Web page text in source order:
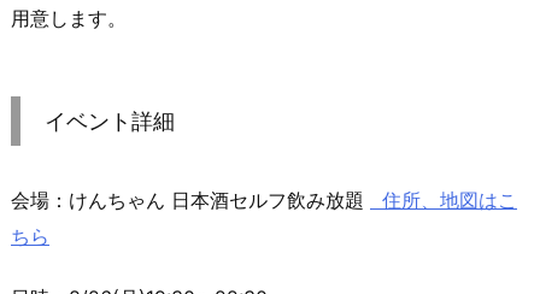
用意します。
イベント詳細
会場：けんちゃん 日本酒セルフ飲み放題
住所、地図はこ
ちら